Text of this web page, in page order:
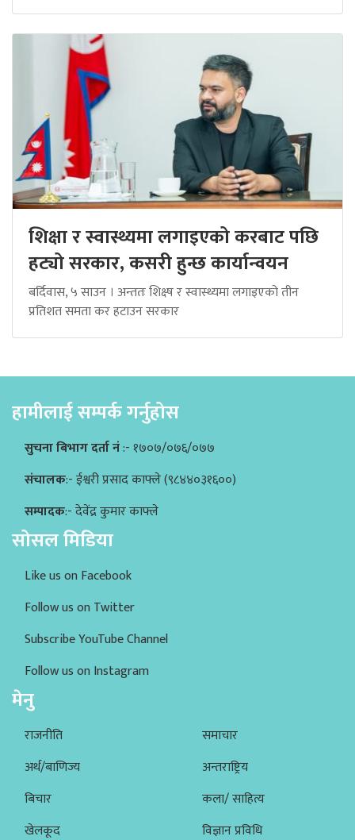
शिक्षा र स्वास्थ्यमा लगाइएको करबाट पछि
हट्यो सरकार, कसरी हुन्छ कार्यान्वयन
बर्दिवास, ५ साउन । अन्ततः शिक्ष्ष र स्वास्थ्यमा लगाइएको तीन
प्रतिशत समता कर हटाउन सरकार
हामीलाई सम्पर्क गर्नुहोस
सुचना बिभाग दर्ता नं:- १७०७/०७६/०७७
संचालक:- ईश्वरी प्रसाद काफ्ले (९८४४०३१६००)
सम्पादक:- देवेंद्र कुमार काफ्ले
सोसल मिडिया
Like us on Facebook
Follow us on Twitter
Subscribe YouTube Channel
Follow us on Instagram
मेनु
राजनीति
अर्थ/बाणिज्य
बिचार
खेलकूद
समाचार
अन्तराष्ट्रिय
कला/ साहित्य
विज्ञान प्रविधि